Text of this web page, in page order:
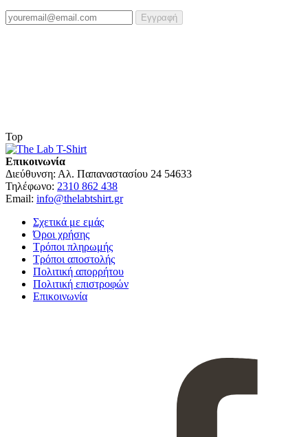
Εγγραφή
Top
Επικοινωνία
Διεύθυνση: Αλ. Παπαναστασίου 24 54633
Τηλέφωνο: 2310 862 438
Email: info@thelabtshirt.gr
Σχετικά με εμάς
Όροι χρήσης
Τρόποι πληρωμής
Τρόποι αποστολής
Πολιτική απορρήτου
Πολιτική επιστροφών
Επικοινωνία